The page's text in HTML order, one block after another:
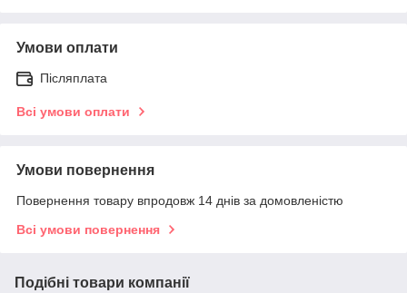
Умови оплати
Післяплата
Всі умови оплати
Умови повернення
Повернення товару впродовж 14 днів за домовленістю
Всі умови повернення
Подібні товари компанії